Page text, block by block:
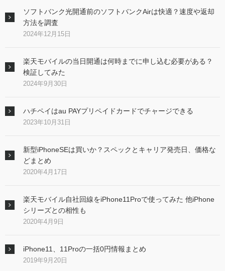
ソフトバンク光開通前のソフトバンクAirは快適？速度や返却
方法を調査
2024年12月15日
楽天モバイルの当日開通は何時までに申し込む必要がある？
検証してみた
2024年9月30日
ハチペイはau PAYプリペイドカードでチャージできる
2023年10月31日
新型iPhoneSEは買いか？スペックとキャリア発売日、価格な
どまとめ
2020年4月17日
楽天モバイル自社回線をiPhone11Proで使ってみた 他iPhone
シリーズとの相性も
2020年4月9日
iPhone11、11Proの一括0円情報まとめ
2019年9月20日